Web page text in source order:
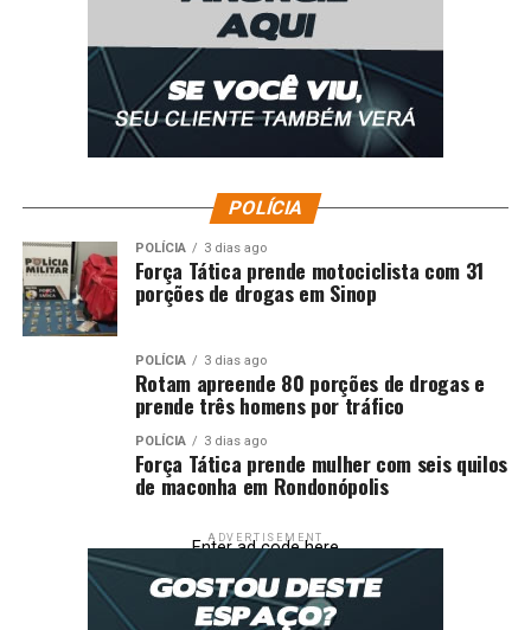
POLÍCIA
POLÍCIA 3 dias ago
Força Tática prende motociclista com 31
porções de drogas em Sinop
POLÍCIA 3 dias ago
Rotam apreende 80 porções de drogas e
prende três homens por tráfico
POLÍCIA 3 dias ago
Força Tática prende mulher com seis quilos
de maconha em Rondonópolis
ADVERTISEMENT
Enter ad code here